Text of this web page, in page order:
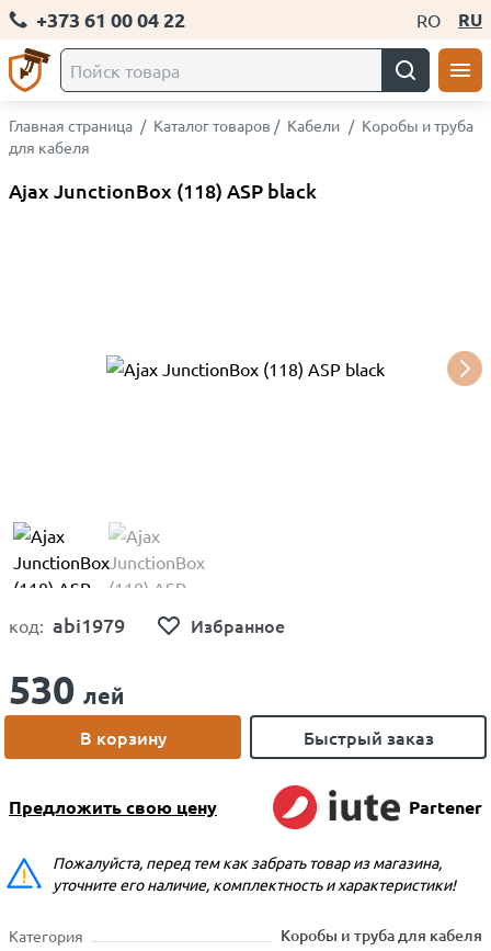
+373 61 00 04 22 RO RU
Главная страница / Каталог товаров / Кабели / Коробы и труба
для кабеля
Ajax JunctionBox (118) ASP black
код: abi1979 Избранное
530 лей
В корзину Быстрый заказ
Предложить свою цену Partener
Пожалуйста, перед тем как забрать товар из магазина,
уточните его наличие, комплектность и характеристики!
Категория Коробы и труба для кабеля